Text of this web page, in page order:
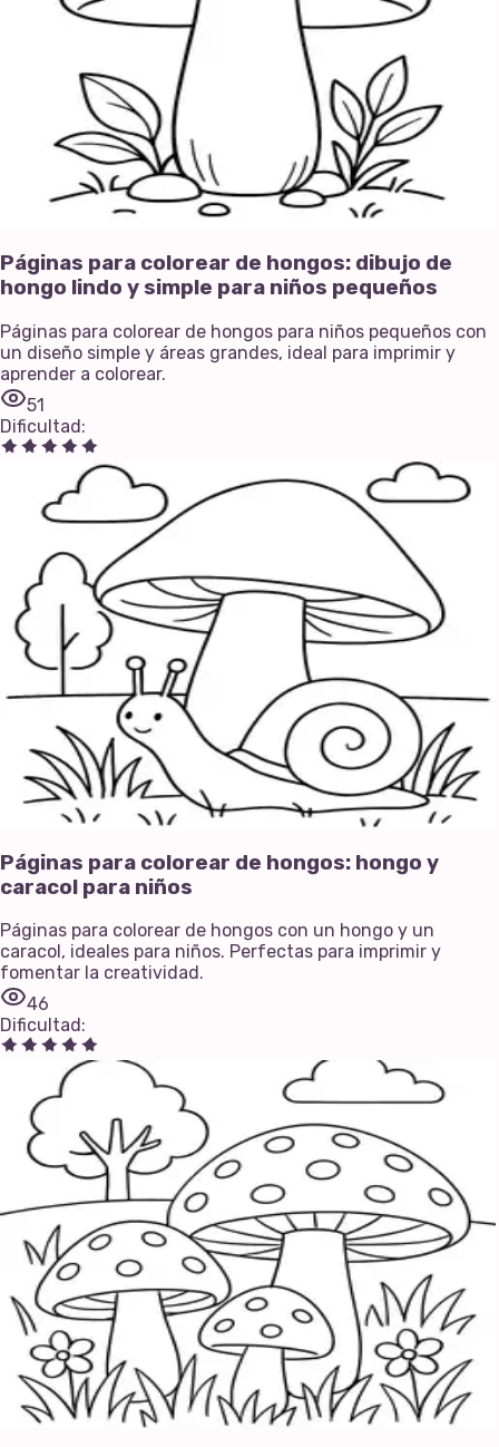
Páginas para colorear de hongos: dibujo de
hongo lindo y simple para niños pequeños
Páginas para colorear de hongos para niños pequeños con
un diseño simple y áreas grandes, ideal para imprimir y
aprender a colorear.
51
Dificultad:
Páginas para colorear de hongos: hongo y
caracol para niños
Páginas para colorear de hongos con un hongo y un
caracol, ideales para niños. Perfectas para imprimir y
fomentar la creatividad.
46
Dificultad :